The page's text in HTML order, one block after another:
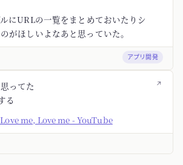
にURLの一覧をまとめておいたりシ
がほしいよなあと思っていた。
アプリ開発
↗
ってた
る
me, Love me - YouTube